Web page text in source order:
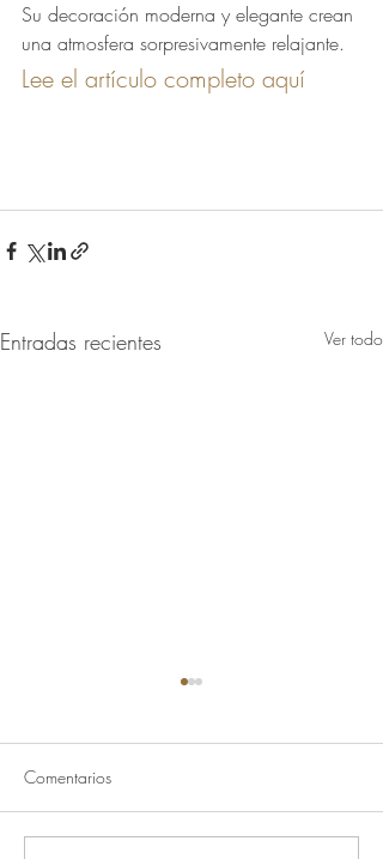
Su decoración moderna y elegante crean
una atmosfera sorpresivamente relajante.
Lee el artículo completo aquí
Entradas recientes Ver todo
Comentarios